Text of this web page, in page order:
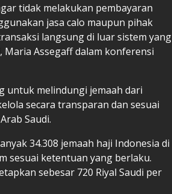
tidak melakukan pembayaran
jasa calo maupun pihak
langsung di luar sistem yang
Maria Assegaff dalam konferensi
untuk melindungi jemaah dari
secara transparan dan sesuai
Saudi.
34.308 jemaah haji Indonesia di
sesuai ketentuan yang berlaku.
sebesar 720 Riyal Saudi per